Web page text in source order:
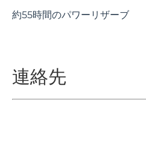
約55時間のパワーリザーブ
連絡先